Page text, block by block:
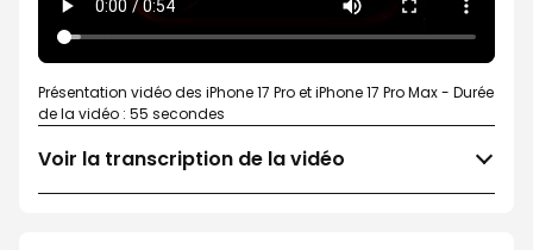
Présentation vidéo des iPhone 17 Pro et iPhone 17 Pro Max - Durée
de la vidéo : 55 secondes
Voir la transcription de la vidéo